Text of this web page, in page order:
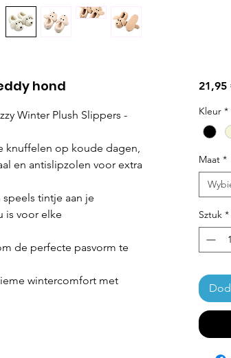
hond
Winter Plush Slippers -
knuffelen op koude dagen,
en antislipzolen voor extra
tintje aan je
is voor elke
de perfecte pasvorm te
wintercomfort met
21,95
Kleur *
Maat *
Sztuk *